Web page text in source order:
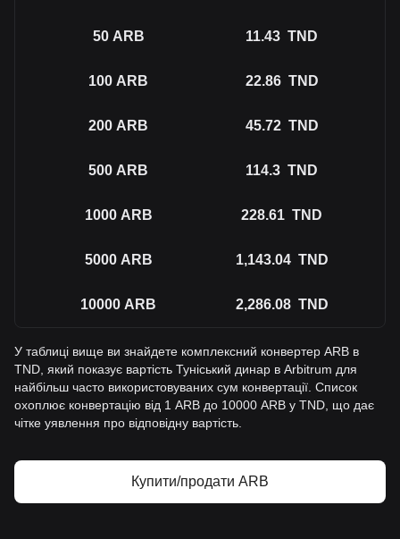
50 ARB 11.43 TND
100 ARB 22.86 TND
200 ARB 45.72 TND
500 ARB 114.3 TND
1000 ARB 228.61 TND
5000 ARB 1,143.04 TND
10000 ARB 2,286.08 TND
У таблиці вище ви знайдете комплексний конвертер ARB в
TND, який показує вартість Туніський динар в Arbitrum для
найбільш часто використовуваних сум конвертації. Список
охоплює конвертацію від 1 ARB до 10000 ARB у TND, що дає
чітке уявлення про відповідну вартість.
Купити/продати ARB